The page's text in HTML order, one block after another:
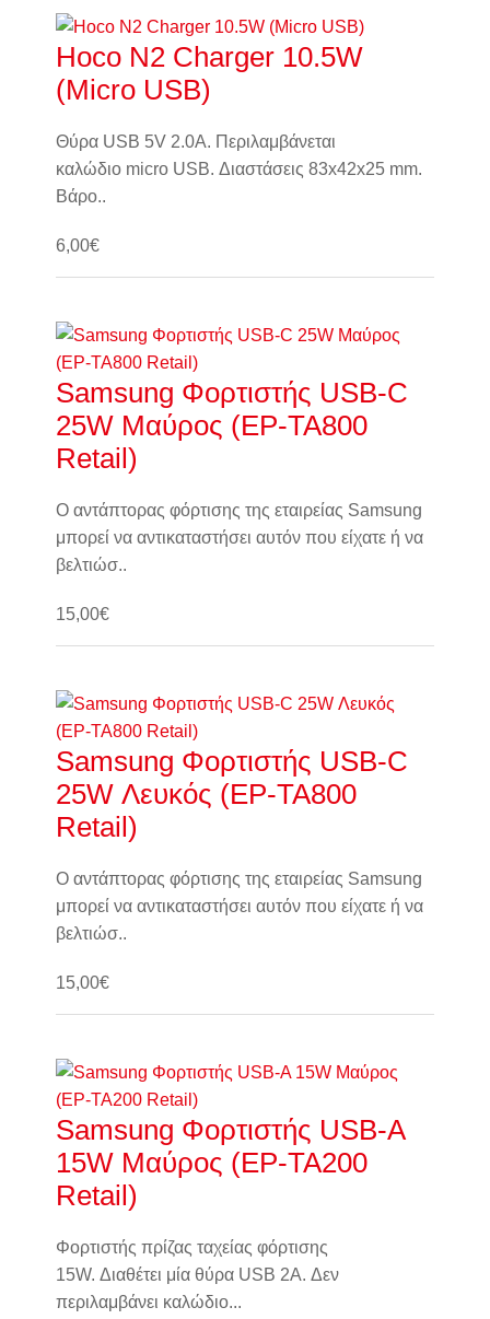
Hoco N2 Charger 10.5W
(Micro USB)
Θύρα USB 5V 2.0A. Περιλαμβάνεται
καλώδιο micro USB. Διαστάσεις 83x42x25 mm.
Βάρο..
6,00€
Samsung Φορτιστής USB-C
25W Μαύρος (EP-TA800
Retail)
Ο αντάπτορας φόρτισης της εταιρείας Samsung
μπορεί να αντικαταστήσει αυτόν που είχατε ή να
βελτιώσ..
15,00€
Samsung Φορτιστής USB-C
25W Λευκός (EP-TA800
Retail)
Ο αντάπτορας φόρτισης της εταιρείας Samsung
μπορεί να αντικαταστήσει αυτόν που είχατε ή να
βελτιώσ..
15,00€
Samsung Φορτιστής USB-A
15W Μαύρος (EP-TA200
Retail)
Φορτιστής πρίζας ταχείας φόρτισης
15W. Διαθέτει μία θύρα USB 2A. Δεν
περιλαμβάνει καλώδιο...